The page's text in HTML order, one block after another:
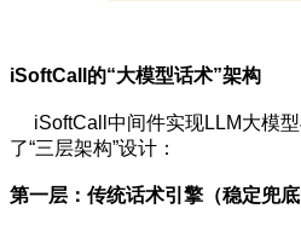
iSoftCall的“大模型话术”架构
iSoftCall中间件实现LLM大模型
了“三层架构”设计：
第一层：传统话术引擎（稳定兜底